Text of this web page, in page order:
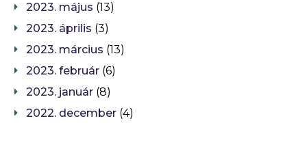
2023. május (13)
2023. április (3)
2023. március (13)
2023. február (6)
2023. január (8)
2022. december (4)